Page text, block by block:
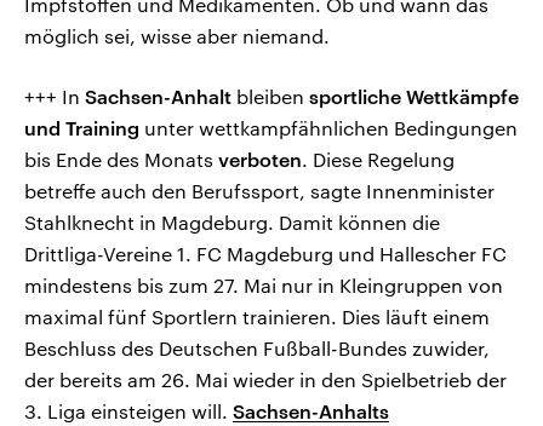
Impfstoffen und Medikamenten. Ob und wann das
möglich sei, wisse aber niemand.
+++ In Sachsen-Anhalt bleiben sportliche Wettkämpfe
und Training unter wettkampfähnlichen Bedingungen
bis Ende des Monats verboten. Diese Regelung
betreffe auch den Berufssport, sagte Innenminister
Stahlknecht in Magdeburg. Damit können die
Drittliga-Vereine 1. FC Magdeburg und Hallescher FC
mindestens bis zum 27. Mai nur in Kleingruppen von
maximal fünf Sportlern trainieren. Dies läuft einem
Beschluss des Deutschen Fußball-Bundes zuwider,
der bereits am 26. Mai wieder in den Spielbetrieb der
3. Liga einsteigen will. Sachsen-Anhalts